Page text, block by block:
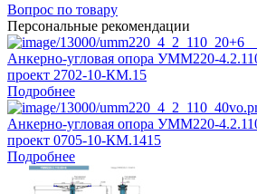
Вопрос по товару
Персональные рекомендации
Анкерно-угловая опора УММ220-
проект 2702-10-КМ.15
Подробнее
Анкерно-угловая опора УММ220-
проект 0705-10-КМ.1415
Подробнее